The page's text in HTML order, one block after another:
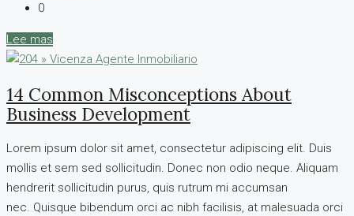
0
Lee mas
14 Common Misconceptions About
Business Development
Lorem ipsum dolor sit amet, consectetur adipiscing elit. Duis
mollis et sem sed sollicitudin. Donec non odio neque. Aliquam
hendrerit sollicitudin purus, quis rutrum mi accumsan
nec. Quisque bibendum orci ac nibh facilisis, at malesuada orci